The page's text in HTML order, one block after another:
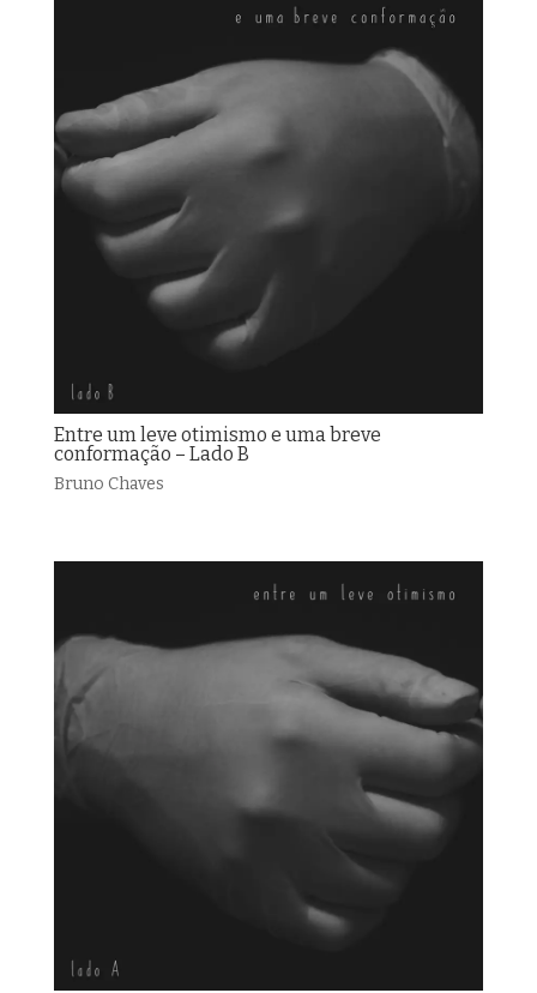
Entre um leve otimismo e uma breve
conformação – Lado B
Bruno Chaves